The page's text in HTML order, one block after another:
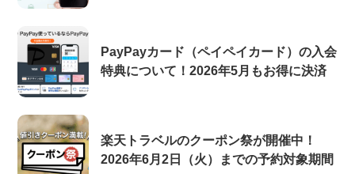
PayPayカード（ペイペイカード）の入会
特典について！2026年5月もお得に決済
楽天トラベルのクーポン祭が開催中！
2026年6月2日（火）までの予約対象期間